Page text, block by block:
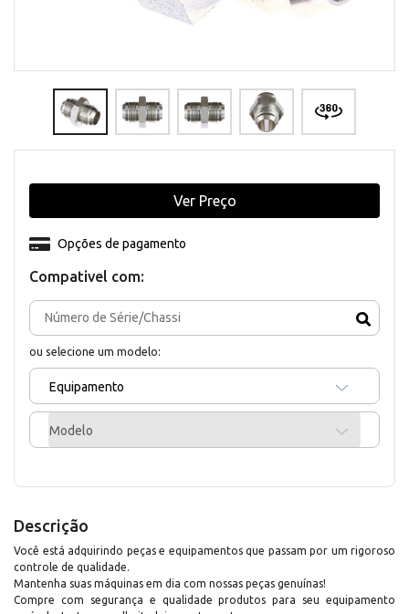
Compativel com:
ou selecione um modelo:
Equipamento
Modelo
Opções de pagamento
Ver Preço
Descrição
Você está adquirindo peças e equipamentos que passam por um rigoroso
controle de qualidade.
Mantenha suas máquinas em dia com nossas peças genuínas!
Compre com segurança e qualidade produtos para seu equipamento